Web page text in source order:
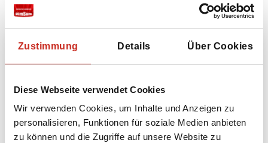
Zustimmung Details Über Cookies
Diese Webseite verwendet Cookies
Wir verwenden Cookies, um Inhalte und Anzeigen zu
personalisieren, Funktionen für soziale Medien anbieten
zu können und die Zugriffe auf unsere Website zu